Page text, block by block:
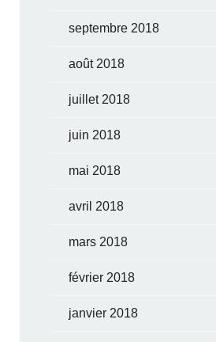
septembre 2018
août 2018
juillet 2018
juin 2018
mai 2018
avril 2018
mars 2018
février 2018
janvier 2018